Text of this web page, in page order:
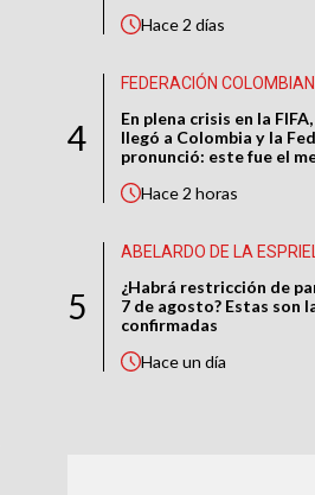
Hace2 días
4
FEDERACIÓN
En plena crisis en la
llegó a Colombia y la
pronunció: este fue el
Hace2 horas
5
ABELARDO DE LA
¿Habrá restricción de
7 de agosto? Estas son
confirmadas
Haceun día